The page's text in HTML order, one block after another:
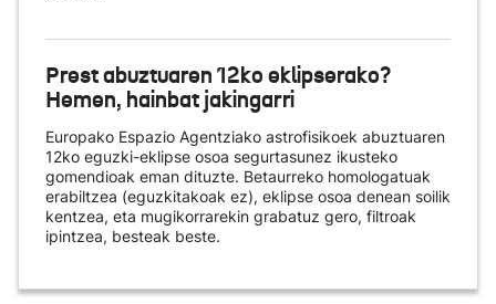
Prest abuztuaren 12ko eklipserako?
Hemen, hainbat jakingarri
Europako Espazio Agentziako astrofisikoek abuztuaren
12ko eguzki-eklipse osoa segurtasunez ikusteko
gomendioak eman dituzte. Betaurreko homologatuak
erabiltzea (eguzkitakoak ez), eklipse osoa denean soilik
kentzea, eta mugikorrarekin grabatuz gero, filtroak
ipintzea, besteak beste.